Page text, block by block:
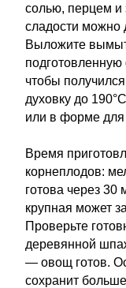
солью, перцем и
сладости можно
Выложите
подготовленную
чтобы
духовку до
или в форме для
Время
корнеплодов:
готова через 30
крупная может
Проверьте
деревянной
— овощ готов.
сохранит